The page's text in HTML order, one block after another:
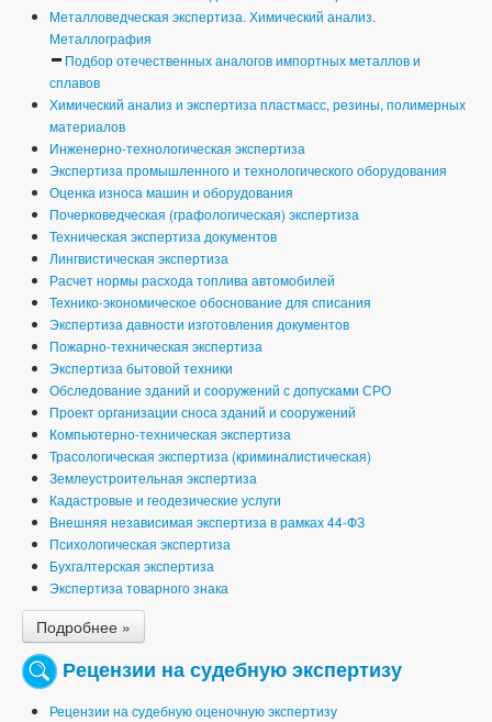
Металловедческая экспертиза. Химический анализ.
Металлография
Подбор отечественных аналогов импортных металлов и
сплавов
Химический анализ и экспертиза пластмасс, резины, полимерных
материалов
Инженерно-технологическая экспертиза
Экспертиза промышленного и технологического оборудования
Оценка износа машин и оборудования
Почерковедческая (графологическая) экспертиза
Техническая экспертиза документов
Лингвистическая экспертиза
Расчет нормы расхода топлива автомобилей
Технико-экономическое обоснование для списания
Экспертиза давности изготовления документов
Пожарно-техническая экспертиза
Экспертиза бытовой техники
Обследование зданий и сооружений с допусками СРО
Проект организации сноса зданий и сооружений
Компьютерно-техническая экспертиза
Трасологическая экспертиза (криминалистическая)
Землеустроительная экспертиза
Кадастровые и геодезические услуги
Внешняя независимая экспертиза в рамках 44-ФЗ
Психологическая экспертиза
Бухгалтерская экспертиза
Экспертиза товарного знака
Подробнее »
Рецензии на судебную экспертизу
Рецензии на судебную оценочную экспертизу